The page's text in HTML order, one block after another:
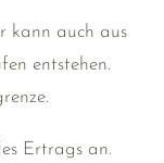
kann auch aus
entstehen.
Ertrags an.